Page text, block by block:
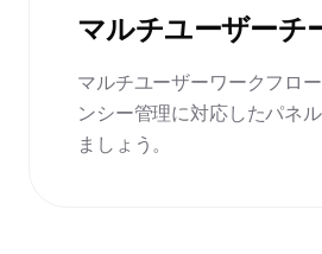
マルチユーザーチ
マルチユーザーワークフロ
ンシー管理に対応したパネ
ましょう。